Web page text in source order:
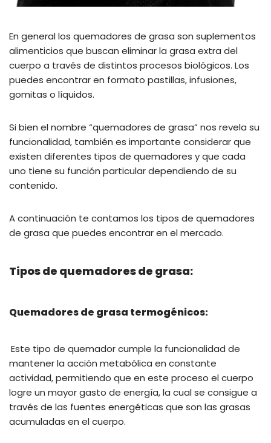
En general los quemadores de grasa son suplementos
alimenticios que buscan eliminar la grasa extra del
cuerpo a través de distintos procesos biológicos. Los
puedes encontrar en formato pastillas, infusiones,
gomitas o líquidos.
Si bien el nombre “quemadores de grasa” nos revela su
funcionalidad, también es importante considerar que
existen diferentes tipos de quemadores y que cada
uno tiene su función particular dependiendo de su
contenido.
A continuación te contamos los tipos de quemadores
de grasa que puedes encontrar en el mercado.
Tipos de quemadores de grasa:
Quemadores de grasa termogénicos:
Este tipo de quemador cumple la funcionalidad de
mantener la acción metabólica en constante
actividad, permitiendo que en este proceso el cuerpo
logre un mayor gasto de energía, la cual se consigue a
través de las fuentes energéticas que son las grasas
acumuladas en el cuerpo.